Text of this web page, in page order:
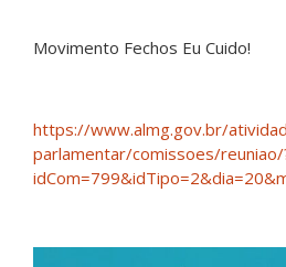
Movimento Fechos Eu Cuido!
https://www.almg.gov.br/
parlamentar/comissoes/reuniao/